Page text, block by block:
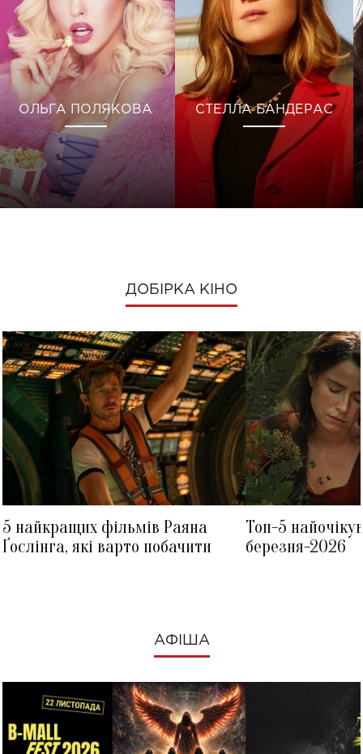
ОЛЬГА ПОЛЯКОВА СТЕЛЛА БАНДЕРАС
ДОБІРКА КІНО
5 найкращих фільмів Раяна
Ґослінга, які варто побачити
Топ-5
березня-2026
АФІША